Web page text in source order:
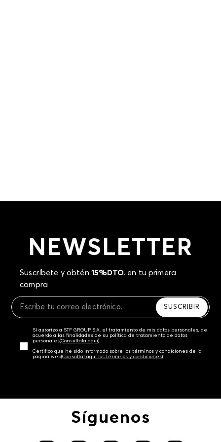
NEWSLETTER
Suscríbete y obtén 15%DTO. en tu primera
compra
SUSCRIBIR
Sí autorizo a STF GROUP S.A. el tratamiento de mis datos personales, de
acuerdo a las finalidades de su política de tratamiento de datos
personales‎(Consúltala aquí)
Certifico que he sido informado sobre los términos y condiciones de la
página web‎(Consúltal aquí los términos y condiciones)
Síguenos